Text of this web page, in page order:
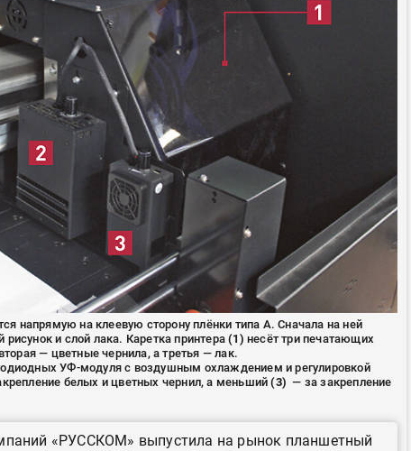
напрямую на клеевую сторону плёнки типа А. Сначала на ней
и слой лака. Каретка принтера(1)несёт три печатающих
— цветные чернила, а третья — лак.
УФ-модуля с воздушным охлаждением и регулировкой
белых и цветных чернил, а меньший(3) — за закрепление
«РУССКОМ» выпустила на рынок планшетный